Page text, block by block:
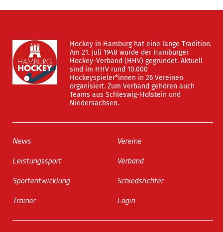
Hockey in Hamburg hat eine lange Tradition.
Am 21. Juli 1948 wurde der Hamburger
Hockey-Verband (HHV) gegründet. Aktuell
sind im HHV rund 10.000
Hockeyspieler*innen in 26 Vereinen
organisiert. Zum Verband gehören auch
Teams aus Schleswig-Holstein und
Niedersachsen.
News
Leistungssport
Sportentwicklung
Trainer
Vereine
Verband
Schiedsrichter
Login